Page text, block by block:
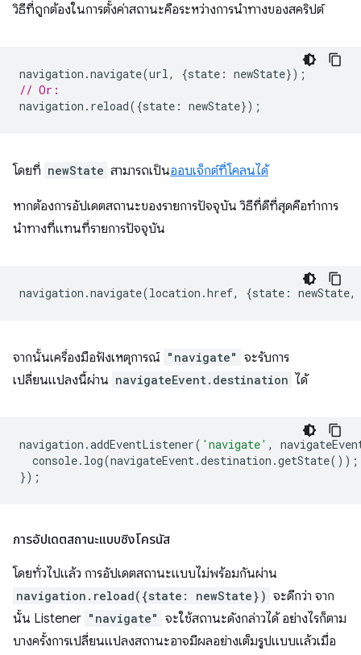
วิธีที่ถูกต้องในการตั้งค่าสถานะคือระหว่างการนำทางของสคริปต์
navigation .navigate(url, {state : newState});
// Or:
navigation . reload({state : newState});
โดยที่ newState สามารถเป็นออบเจ็กต์ที่โคลนได้
หากต้องการอัปเดตสถานะของรายการปัจจุบัน วิธีที่ดีที่สุดคือทำการ
นำทางที่แทนที่รายการปัจจุบัน
navigation .navigate(location .href, {state : newState,
จากนั้นเครื่องมือฟังเหตุการณ์ "navigate" จะรับการ
เปลี่ยนแปลงนี้ผ่าน navigateEvent.destination ได้
navigation .addEventListener( 'navigate' ,
console. log(navigateEvent.destination .getState());
});
การอัปเดตสถานะแบบซิงโครนัส
โดยทั่วไปแล้ว การอัปเดตสถานะแบบไม่พร้อมกันผ่าน
navigation.reload({state: newState}) จะดีกว่า จาก
นั้น Listener "navigate" จะใช้สถานะดังกล่าวได้ อย่างไรก็ตาม
บางครั้งการเปลี่ยนแปลงสถานะอาจมีผลอย่างเต็มรูปแบบแล้วเมื่อ